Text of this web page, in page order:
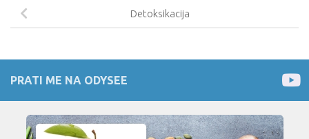
Detoksikacija
PRATI ME NA ODYSEE